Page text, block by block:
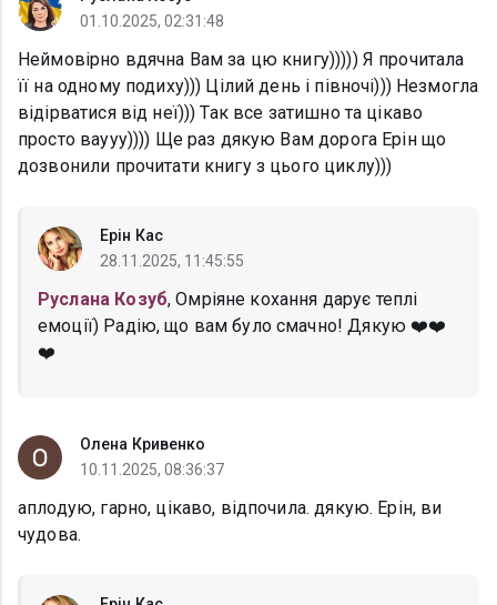
01.10.2025, 02:31:48
Неймовірно вдячна Вам за цю книгу))))) Я прочитала
її на одному подиху))) Цілий день і півночі))) Незмогла
відірватися від неї))) Так все затишно та цікаво
просто ваууу)))) Ще раз дякую Вам дорога Ерін що
дозвонили прочитати книгу з цього циклу)))
Ерін Кас
28.11.2025, 11:45:55
Руслана Козуб, Омріяне кохання дарує теплі
емоції) Радію, що вам було смачно! Дякую ❤️❤️
❤️
Олена Кривенко
10.11.2025, 08:36:37
аплодую, гарно, цікаво, відпочила. дякую. Ерін, ви
чудова.